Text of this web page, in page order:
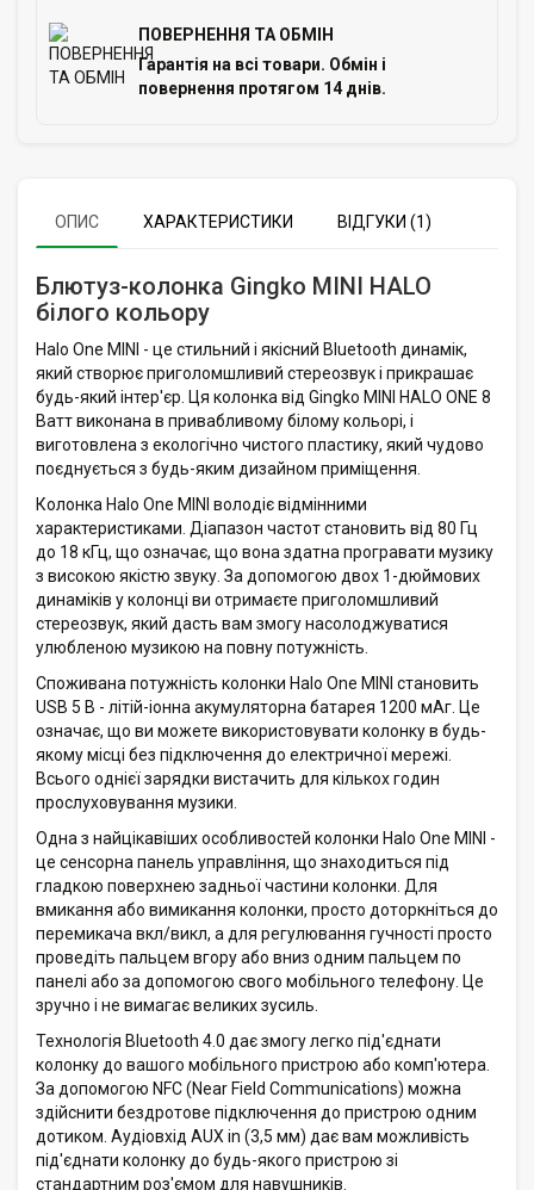
ПОВЕРНЕННЯ ТА ОБМІН
Гарантія на всі товари. Обмін і
повернення протягом 14 днів.
ОПИС ХАРАКТЕРИСТИКИ ВІДГУКИ (1)
Блютуз-колонка Gingko MINI HALO
білого кольору
Halo One MINI - це стильний і якісний Bluetooth динамік,
який створює приголомшливий стереозвук і прикрашає
будь-який інтер'єр. Ця колонка від Gingko MINI HALO ONE 8
Ватт виконана в привабливому білому кольорі, і
виготовлена з екологічно чистого пластику, який чудово
поєднується з будь-яким дизайном приміщення.
Колонка Halo One MINI володіє відмінними
характеристиками. Діапазон частот становить від 80 Гц
до 18 кГц, що означає, що вона здатна програвати музику
з високою якістю звуку. За допомогою двох 1-дюймових
динаміків у колонці ви отримаєте приголомшливий
стереозвук, який дасть вам змогу насолоджуватися
улюбленою музикою на повну потужність.
Споживана потужність колонки Halo One MINI становить
USB 5 В - літій-іонна акумуляторна батарея 1200 мАг. Це
означає, що ви можете використовувати колонку в будь-
якому місці без підключення до електричної мережі.
Всього однієї зарядки вистачить для кількох годин
прослуховування музики.
Одна з найцікавіших особливостей колонки Halo One MINI -
це сенсорна панель управління, що знаходиться під
гладкою поверхнею задньої частини колонки. Для
вмикання або вимикання колонки, просто доторкніться до
перемикача вкл/викл, а для регулювання гучності просто
проведіть пальцем вгору або вниз одним пальцем по
панелі або за допомогою свого мобільного телефону. Це
зручно і не вимагає великих зусиль.
Технологія Bluetooth 4.0 дає змогу легко під'єднати
колонку до вашого мобільного пристрою або комп'ютера.
За допомогою NFC (Near Field Communications) можна
здійснити бездротове підключення до пристрою одним
дотиком. Аудіовхід AUX in (3,5 мм) дає вам можливість
під'єднати колонку до будь-якого пристрою зі
стандартним роз'ємом для навушників.